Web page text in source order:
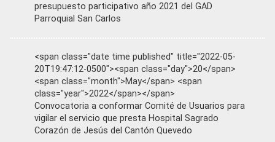
presupuesto participativo año 2021 del GAD
Parroquial San Carlos
<span class="date time published" title="2022-05-
20T19:47:12-0500"><span class="day">20</span>
<span class="month">May</span> <span
class="year">2022</span></span>
Convocatoria a conformar Comité de Usuarios para
vigilar el servicio que presta Hospital Sagrado
Corazón de Jesús del Cantón Quevedo